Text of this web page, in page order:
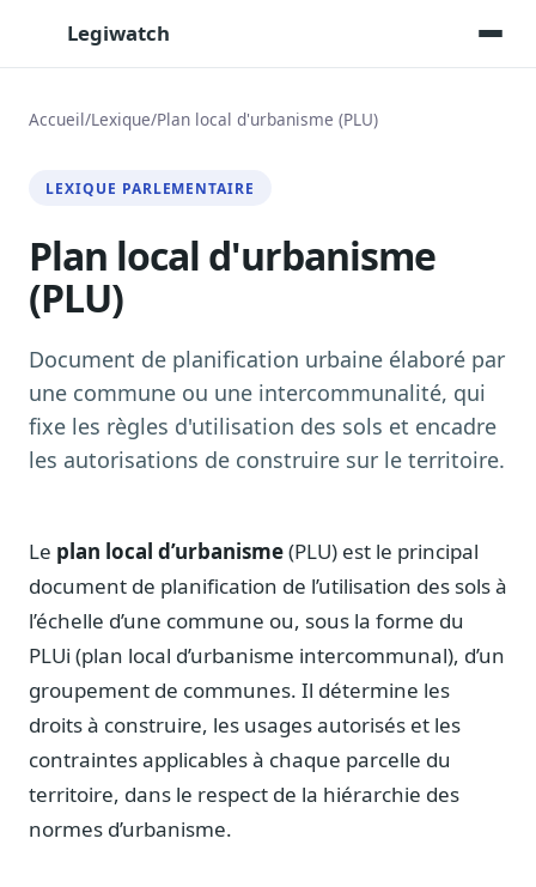
Legiwatch
Posez vos questions, réponses sourcées
Transcriptions IA
Toutes les séances AN/Sénat transcrites
Synthèses IA
Veille des matinales radio
9 interviews politiques, analysées avant 10 h
Alertes personnalisées
Notes, briefings, tableaux de bord
Fiches parlementaires
Parcours, mandats, prises de position
Registre HATVP
Cartographier l'influence sur un dossier
Affaires publiques
Cabinets, DRI, consultants en lobbying
Accueil/Lexique/Plan local d'urbanisme (PLU)
LEXIQUE PARLEMENTAIRE
Plan local d'urbanisme
(PLU)
Document de planification urbaine élaboré par
une commune ou une intercommunalité, qui
fixe les règles d'utilisation des sols et encadre
les autorisations de construire sur le territoire.
Le plan local d’urbanisme(PLU) est le principal
document de planification de l’utilisation des sols à
l’échelle d’une commune ou, sous la forme du
PLUi (plan local d’urbanisme intercommunal), d’un
groupement de communes. Il détermine les
droits à construire, les usages autorisés et les
contraintes applicables à chaque parcelle du
territoire, dans le respect de la hiérarchie des
normes d’urbanisme.